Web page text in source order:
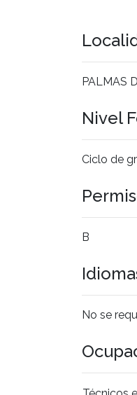
PALMAS
Nivel
Ciclo de
B
No se